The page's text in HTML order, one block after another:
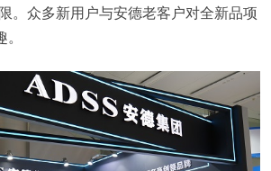
。众多新用户与安德老客户对全新品项